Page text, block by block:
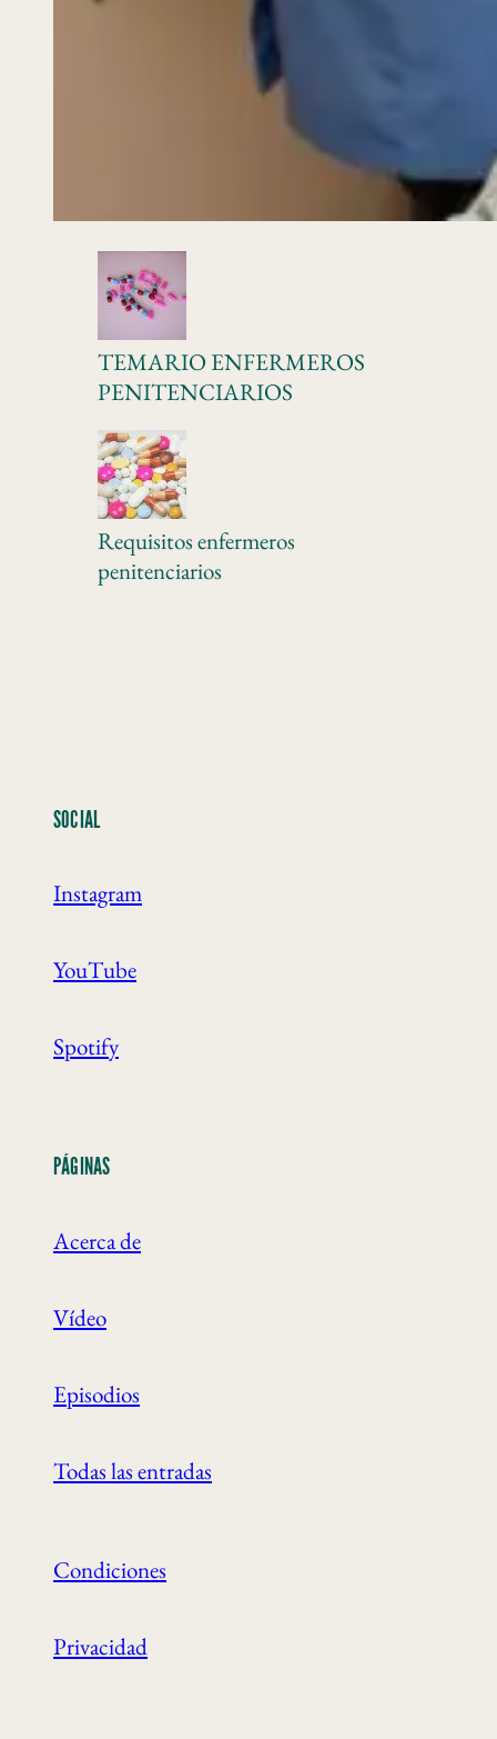
TEMARIO ENFERMEROS
PENITENCIARIOS
Requisitos enfermeros
penitenciarios
SOCIAL
Instagram
YouTube
Spotify
PÁGINAS
Acerca de
Vídeo
Episodios
Todas las entradas
Condiciones
Privacidad